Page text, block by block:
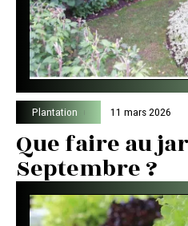
Plantation 11 mars 2026
Que faire au
Septembre ?